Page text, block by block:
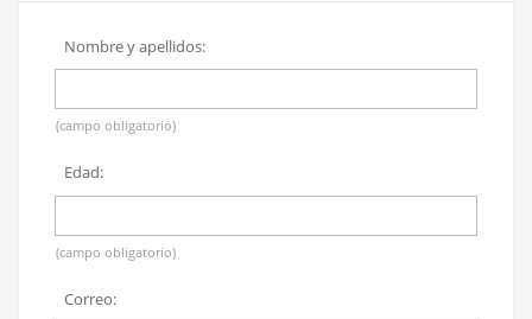
Nombre y apellidos:
(campo obligatorio)
Edad:
(campo obligatorio)
Correo: